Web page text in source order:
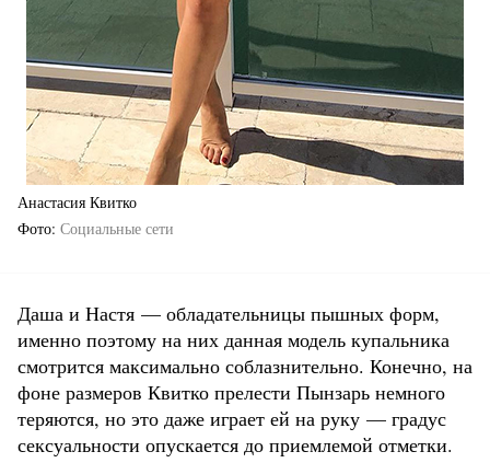
Анастасия Квитко
Фото Социальные сети
Даша и Настя — обладательницы пышных форм,
именно поэтому на них данная модель купальника
смотрится максимально соблазнительно. Конечно, на
фоне размеров Квитко прелести Пынзарь немного
теряются, но это даже играет ей на руку — градус
сексуальности опускается до приемлемой отметки.